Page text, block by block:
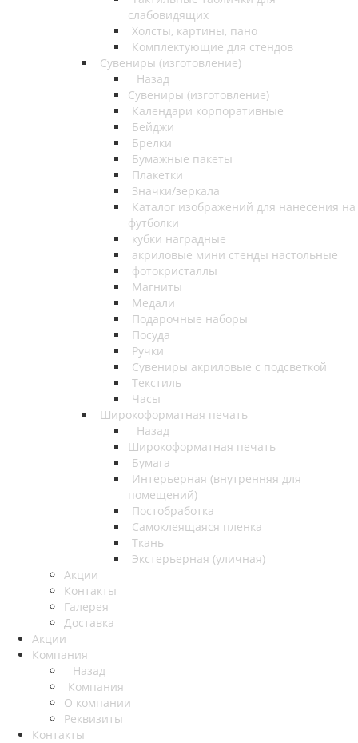
слабовидящих
Холсты, картины, пано
Комплектующие для стендов
Сувениры (изготовление)
Назад
Сувениры (изготовление)
Календари корпоративные
Бейджи
Брелки
Бумажные пакеты
Плакетки
Значки/зеркала
Каталог изображений для нанесения на
футболки
кубки наградные
акриловые мини стенды настольные
фотокристаллы
Магниты
Медали
Подарочные наборы
Посуда
Ручки
Сувениры акриловые с подсветкой
Текстиль
Часы
Широкоформатная печать
Назад
Широкоформатная печать
Бумага
Интерьерная (внутренняя для
помещений)
Постобработка
Самоклеящаяся пленка
Ткань
Экстерьерная (уличная)
Акции
Контакты
Галерея
Доставка
Акции
Компания
Назад
Компания
О компании
Реквизиты
Контакты